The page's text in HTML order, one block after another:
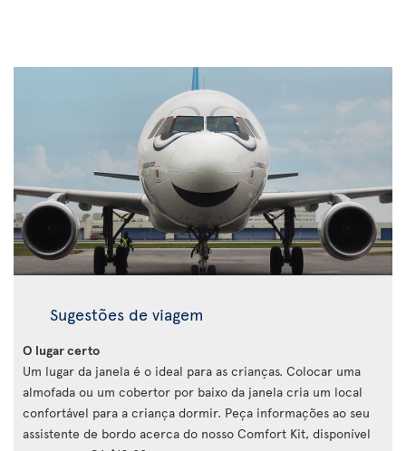
Sugestões de viagem
O lugar certo
Um lugar da janela é o ideal para as crianças. Colocar uma
almofada ou um cobertor por baixo da janela cria um local
confortável para a criança dormir. Peça informações ao seu
assistente de bordo acerca do nosso Comfort Kit, disponível